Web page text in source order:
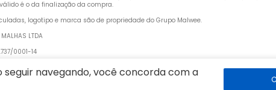
é o da finalização da compra.
logotipo e marca são de propriedade do Grupo Malwee.
LTDA
0001-14
do Rio Cerro, Jaraguá do Sul - SC, 89260-500
navegando, você concorda com a